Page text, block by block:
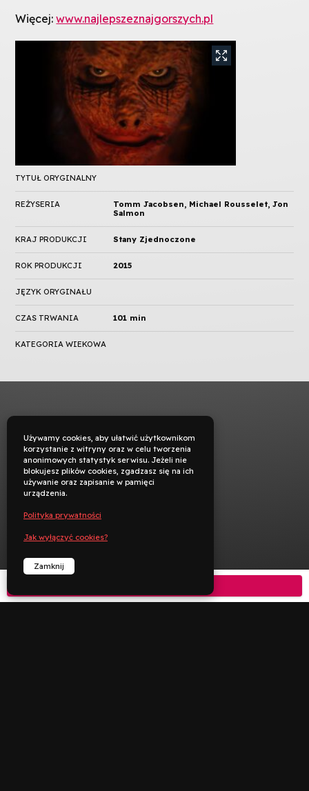
Więcej:www.najlepszeznajgorszych.pl
TYTUŁ ORYGINALNY
REŻYSERIA
Tomm Jacobsen, Michael Rousselet, Jon
Salmon
KRAJ PRODUKCJI Stany Zjednoczone
ROK PRODUKCJI 2015
JĘZYK ORYGINAŁU
CZAS TRWANIA 101 min
KATEGORIA WIEKOWA
Używamy cookies, aby ułatwić użytkownikom
korzystanie z witryny oraz w celu tworzenia
anonimowych statystyk serwisu. Jeżeli nie
blokujesz plików cookies, zgadzasz się na ich
używanie oraz zapisanie w pamięci
urządzenia.
Polityka prywatności
Jak wyłączyć cookies?
Zamknij